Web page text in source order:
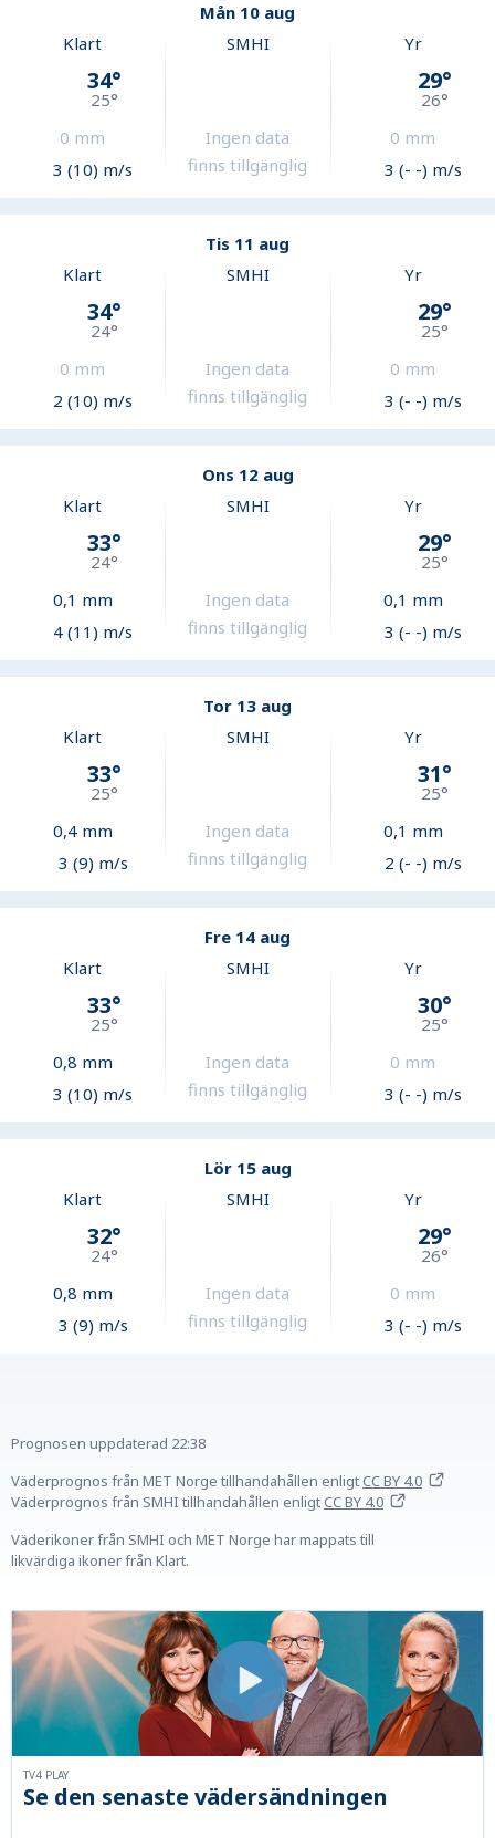
Mån 10 aug
Klart
34°
25°
0 mm
3 (10) m/s
SMHI
Ingen data
finns tillgänglig
Yr
29°
26°
0 mm
3 (- -) m/s
Tis 11 aug
Klart
34°
24°
0 mm
2 (10) m/s
SMHI
Ingen data
finns tillgänglig
Yr
29°
25°
0 mm
3 (- -) m/s
Ons 12 aug
Klart
33°
24°
0,1 mm
4 (11) m/s
SMHI
Ingen data
finns tillgänglig
Yr
29°
25°
0,1 mm
3 (- -) m/s
Tor 13 aug
Klart
33°
25°
0,4mm
3 (9) m/s
SMHI
Ingen data
finns tillgänglig
Yr
31°
25°
0,1 mm
2 (- -) m/s
Fre 14 aug
Klart
33°
25°
0,8 mm
3 (10) m/s
SMHI
Ingen data
finns tillgänglig
Yr
30°
25°
0 mm
3 (- -) m/s
Lör 15 aug
Klart
32°
24°
0,8 mm
3 (9) m/s
SMHI
Ingen data
finns tillgänglig
Yr
29°
26°
0 mm
3 (- -) m/s
Prognosen uppdaterad 22:38
Väderprognos från MET Norge tillhandahållen enligtCC BY 4.0
Väderprognos från SMHI tillhandahållen enligtCC BY 4.0
Väderikoner från SMHI och MET Norge har mappats till
likvärdiga ikoner från Klart.
Se den senaste vädersändningen
TV4 PLAY